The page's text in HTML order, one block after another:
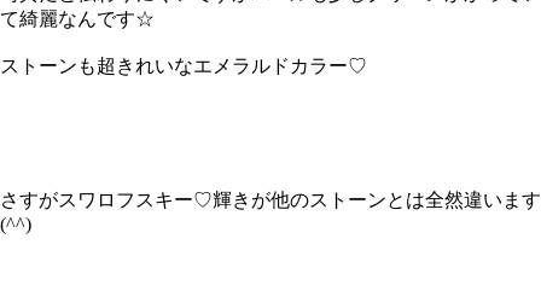
て綺麗なんです☆
ストーンも超きれいなエメラルドカラー♡
さすがスワロフスキー♡輝きが他のストーンとは全然違います
(^^)